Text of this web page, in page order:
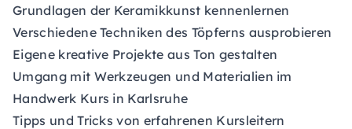
Grundlagen der Keramikkunst kennenlernen
Verschiedene Techniken des Töpferns ausprobieren
Eigene kreative Projekte aus Ton gestalten
Umgang mit Werkzeugen und Materialien im
Handwerk Kurs in Karlsruhe
Tipps und Tricks von erfahrenen Kursleitern